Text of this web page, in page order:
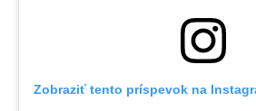
Zobraziť tento príspevok na